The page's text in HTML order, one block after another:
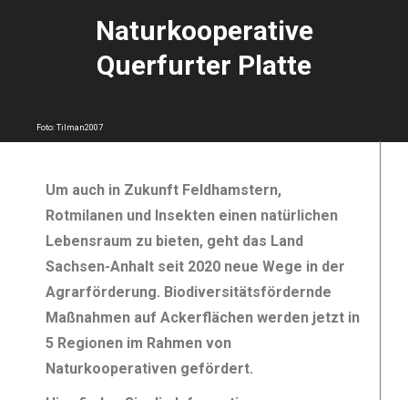
Naturkooperative
Querfurter Platte
Foto: Tilman2007
Um auch in Zukunft Feldhamstern,
Rotmilanen und Insekten einen natürlichen
Lebensraum zu bieten, geht das Land
Sachsen-Anhalt seit 2020 neue Wege in der
Agrarförderung. Biodiversitätsfördernde
Maßnahmen auf Ackerflächen werden jetzt in
5 Regionen im Rahmen von
Naturkooperativen gefördert.